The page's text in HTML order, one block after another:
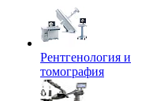
Рентгенология и
томография